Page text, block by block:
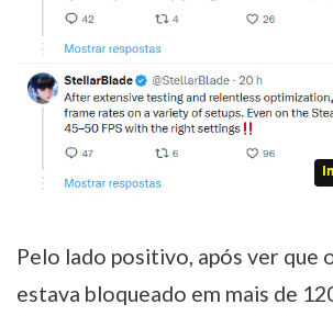
Pelo lado positivo, após ver que
estava bloqueado em mais de